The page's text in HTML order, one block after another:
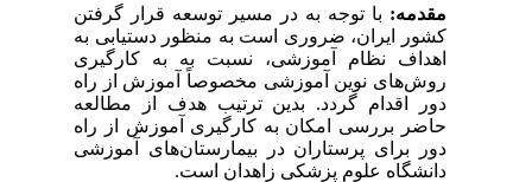
مقدمه:با توجه به در مسیر توسعه قرار گرفتن
کشور ایران، ضروری است به منظور دستیابی به
اهداف نظام آموزشی، نسبت به به کارگیری
روش‌های نوین آموزشی مخصوصاً آموزش از راه
دور اقدام گردد. بدین ترتیب هدف از مطالعه
حاضر بررسی امکان به کارگیری آموزش از راه
دور برای پرستاران در بیمارستان‌های آموزشی
دانشگاه علوم پزشکی زاهدان است.